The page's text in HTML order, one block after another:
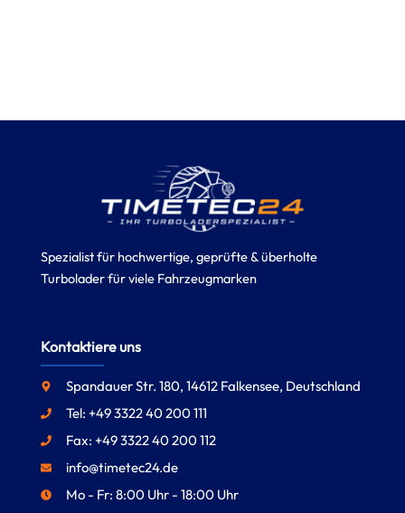
Spezialist für hochwertige, geprüfte & überholte
Turbolader für viele Fahrzeugmarken
Kontaktiere uns
Spandauer Str. 180, 14612 Falkensee, Deutschland
Tel: +49 3322 40 200 111
Fax: +49 3322 40 200 112
info@timetec24.de
Mo - Fr: 8:00 Uhr - 18:00 Uhr